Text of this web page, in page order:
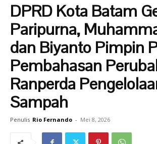
DPRD Kota Batam
Paripurna,
dan Biyanto Pimpin
Pembahasan
Ranperda
Sampah
Penulis Rio Fernando - Mei 8, 2026